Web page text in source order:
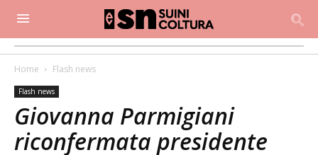
Home Flash news
Flash news
Giovanna Parmigiani
riconfermata presidente